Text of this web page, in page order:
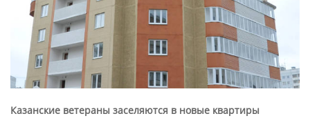
Казанские ветераны заселяются в новые квартиры